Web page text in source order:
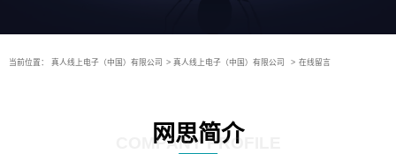
当前位置： 真人线上电子（中国）有限公司 > 真人线上电子（中国）有限公司 > 在线留言
网思简介
COMPANY PROFILE